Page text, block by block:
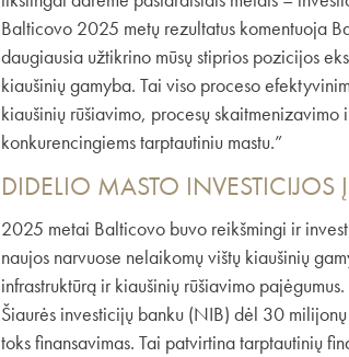
Balticovo 2025 metų rezultatus komentuoja
daugiausia užtikrino mūsų stiprios pozicijos
kiaušinių gamyba. Tai viso proceso
kiaušinių rūšiavimo, procesų
konkurencingiems tarptautiniu mastu.”
DIDELIO MASTO INVESTICIJOS Į
2025 metai Balticovo buvo reikšmingi ir
naujos narvuose nelaikomų vištų kiaušinių
infrastruktūrą ir kiaušinių rūšiavimo
Šiaurės investicijų banku (NIB) dėl 30
toks finansavimas. Tai patvirtina tarptautinių